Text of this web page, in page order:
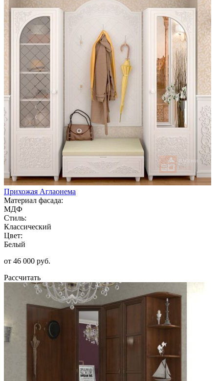
Прихожая Аглаонема
Материал фасада:
МДФ
Стиль:
Классический
Цвет:
Белый
от 46 000 руб.
Рассчитать